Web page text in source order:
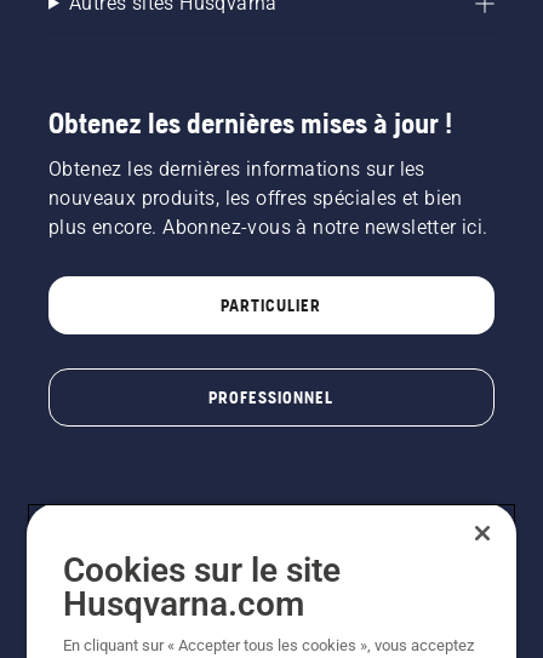
Obtenez les dernières mises à jour !
Obtenez les dernières informations sur les
nouveaux produits, les offres spéciales et bien
plus encore. Abonnez-vous à notre newsletter ici.
PARTICULIER
PROFESSIONNEL
© Husqvarna AB (publ). Tous droits réservés. Les prix
Cookies sur le site
Husqvarna.com
En cliquant sur « Accepter tous les cookies », vous acceptez